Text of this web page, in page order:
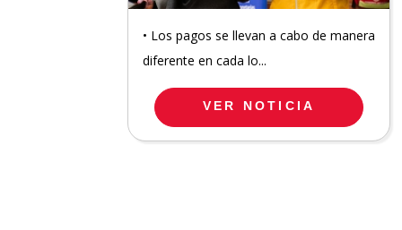
• Los pagos se llevan a cabo de manera
diferente en cada lo...
VER NOTICIA